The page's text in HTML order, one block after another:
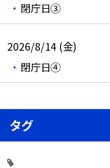
閉庁日③
2026/8/14 (金)
閉庁日④
タグ